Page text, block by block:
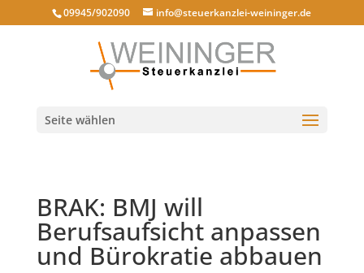
09945/902090 info@steuerkanzlei-weininger.de
Seite wählen
BRAK: BMJ will
Berufsaufsicht anpassen
und Bürokratie abbauen